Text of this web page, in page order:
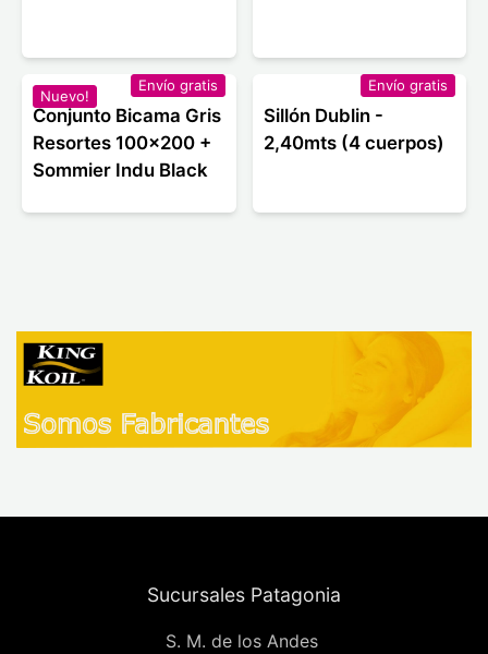
Nuevo!
Envío gratis
Conjunto Bicama Gris
Resortes 100x200 +
Sommier Indu Black
Envío gratis
Sillón Dublin -
2,40mts (4 cuerpos)
Sucursales Patagonia
S. M. de los Andes